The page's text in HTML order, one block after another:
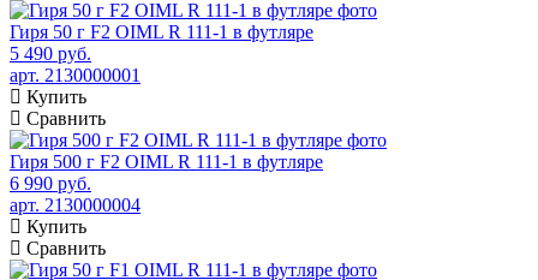
Гиря 50 г F2 OIML R 111-1 в футляре
5 490 руб.
арт. 2130000001
Купить
Сравнить
Гиря 500 г F2 OIML R 111-1 в футляре
6 990 руб.
арт. 2130000004
Купить
Сравнить